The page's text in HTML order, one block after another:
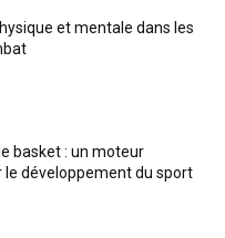
et mentale dans les
basket : un moteur
le développement du sport